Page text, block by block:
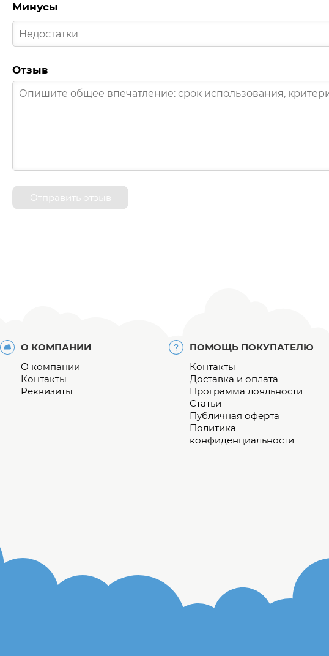
Минусы
Отзыв
Отправить отзыв
О КОМПАНИИ
О компании
Контакты
Реквизиты
ПОМОЩЬ ПОКУПАТЕЛЮ
Контакты
Доставка и оплата
Программа лояльности
Статьи
Публичная оферта
Политика
конфиденциальности